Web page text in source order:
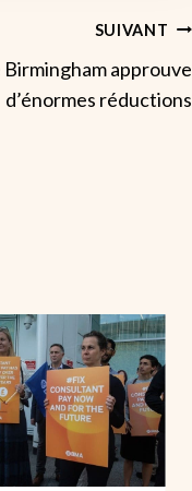
SUIVANT
approuve
d’énormes réductions